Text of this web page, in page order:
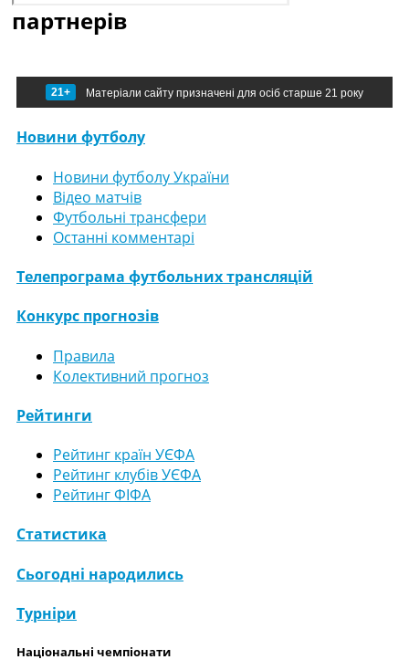
партнерів
21+ Матеріали сайту призначені для осіб старше 21 року
Новини футболу
Новини футболу України
Відео матчів
Футбольні трансфери
Останні комментарі
Телепрограма футбольних трансляцій
Конкурс прогнозів
Правила
Колективний прогноз
Рейтинги
Рейтинг країн УЄФА
Рейтинг клубів УЄФА
Рейтинг ФІФА
Статистика
Сьогодні народились
Турніри
Національні чемпіонати